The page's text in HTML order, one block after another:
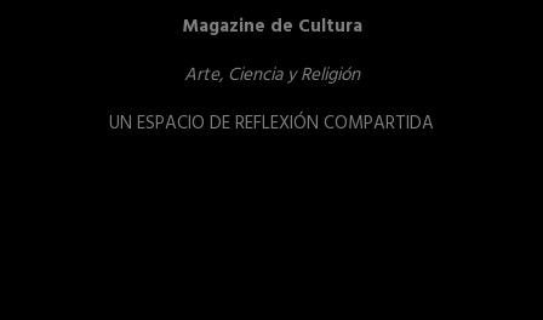
Magazine de Cultura
Arte, Ciencia y Religión
UN ESPACIO DE REFLEXIÓN COMPARTIDA